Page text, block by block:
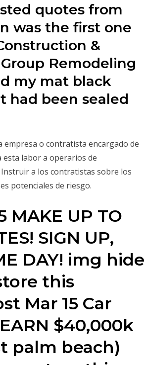
quotes from
was the first one
&
Remodeling
my mat black
had been sealed
empresa o contratista encargado de
esta labor a operarios de
a los contratistas sobre los
potenciales de riesgo.
MAKE UP TO
SIGN UP,
DAY! img hide
this
Mar 15 Car
$40,000k
palm beach)